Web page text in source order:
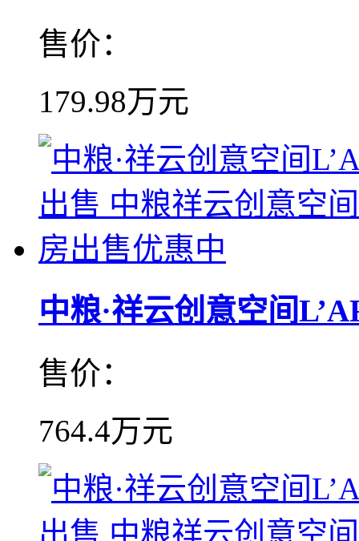
售价：
179.98万元
中粮·祥云创意空间
售价：
764.4万元